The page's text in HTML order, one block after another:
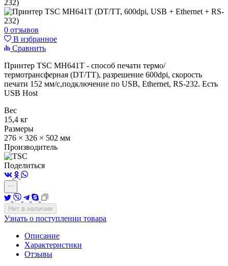
0 отзывов
В избранное
Сравнить
Принтер TSC MH641T - способ печати термо/
термотрансферная (DT/TT), разрешение 600dpi, скорость
печати 152 мм/с,подключение по USB, Ethernet, RS-232. Есть
USB Host
Вес
15,4 кг
Размеры
276 × 326 × 502 мм
Производитель
Поделиться
Нет в наличии
Узнать о поступлении товара
Описание
Характеристики
Отзывы